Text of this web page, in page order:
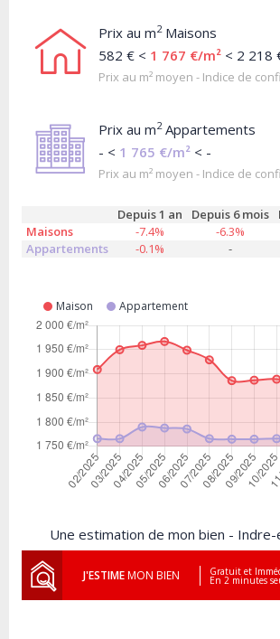
Prix au m2Maisons
582 € < 1 767 €/m² < 2 218
Prix au m² moyen - Indice de
Prix au m2Appartements
- < 1 765 €/m² < -
Prix au m² moyen - Indice de
Depuis 1 an Depuis 6 mois
Maisons
-7.4% -6.3%
Appartements
-0.1% -
Maison Appartement
Une estimation de mon bien -
J'ESTIMEMON BIEN Gratuit et
En 2 minutes